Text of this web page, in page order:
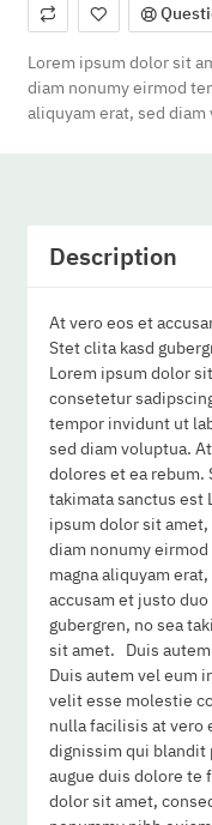
Lorem ipsum dolor sit
diam nonumy eirmod
aliquyam erat, sed diam
Description
At vero eos et
Stet clita kasd
Lorem ipsum dolor
consetetur
tempor invidunt ut
sed diam voluptua.
dolores et ea rebum.
takimata sanctus est
ipsum dolor sit
diam nonumy
magna aliquyam
accusam et justo
gubergren, no sea
sit amet. Duis
Duis autem vel eum
velit esse molestie
nulla facilisis at vero
dignissim qui
augue duis dolore te
dolor sit amet,